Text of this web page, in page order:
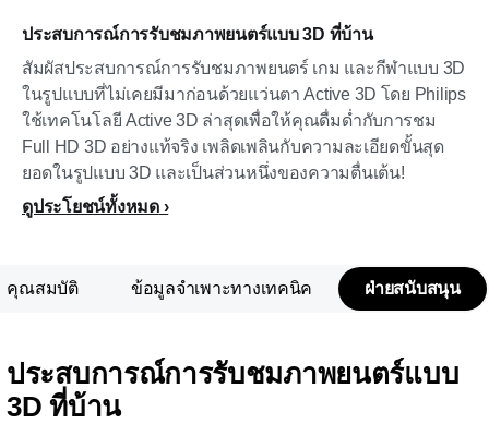
ประสบการณ์การรับชมภาพยนตร์แบบ 3D ที่บ้าน
สัมผัสประสบการณ์การรับชมภาพยนตร์ เกม และกีฬาแบบ 3D
ในรูปแบบที่ไม่เคยมีมาก่อนด้วยแว่นตา Active 3D โดย Philips
ใช้เทคโนโลยี Active 3D ล่าสุดเพื่อให้คุณดื่มด่ำกับการชม
Full HD 3D อย่างแท้จริง เพลิดเพลินกับความละเอียดขั้นสุด
ยอดในรูปแบบ 3D และเป็นส่วนหนึ่งของความตื่นเต้น!
ดูประโยชน์ทั้งหมด
คุณสมบัติ ข้อมูลจำเพาะทางเทคนิค ฝ่ายสนับสนุน
ประสบการณ์การรับชมภาพยนตร์แบบ
3D ที่บ้าน